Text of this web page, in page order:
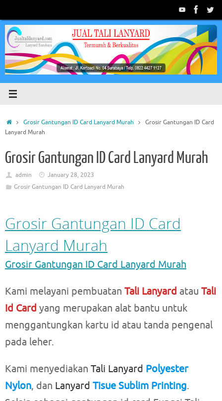
content
HomeGrosir Gantungan ID Card Lanyard Murah
Grosir Gantungan ID Card
Lanyard Murah
Grosir Gantungan ID Card Lanyard Murah
admin
January 28, 2023
Grosir Gantungan ID Card Lanyard Murah
Grosir Gantungan ID Card
Lanyard Murah
Grosir Gantungan ID Card Lanyard Murah
Kami melayani pembuatan Tali Lanyard atau Tali
Id Card yang merupakan alat bantu untuk
menggantungkan kartu id atau tanda pengenal
pada leher.
Kami menyediakan Tali Lanyard Polyester
Nylon, dan Lanyard Tisue Sublim Printing.